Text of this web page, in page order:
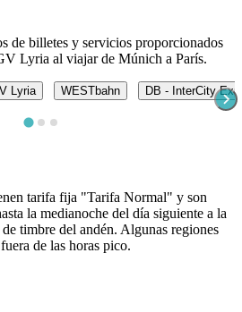
de billetes y servicios proporcionados
Lyria al viajar de Múnich a París.
Lyria WESTbahn DB - InterCity
tarifa fija "Tarifa Normal" y son
la medianoche del día siguiente a la
timbre del andén. Algunas regiones
de las horas pico.